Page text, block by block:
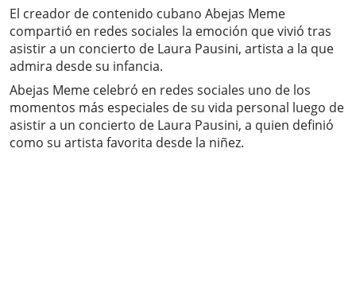
El creador de contenido cubano Abejas Meme
compartió en redes sociales la emoción que vivió tras
asistir a un concierto de Laura Pausini, artista a la que
admira desde su infancia.
Abejas Meme celebró en redes sociales uno de los
momentos más especiales de su vida personal luego de
asistir a un concierto de Laura Pausini, a quien definió
como su artista favorita desde la niñez.